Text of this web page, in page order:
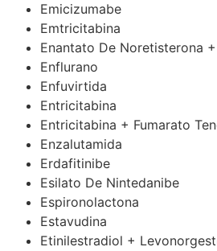
Emicizumabe
Emtricitabina
Enantato De Noretisterona
Enflurano
Enfuvirtida
Entricitabina
Entricitabina + Fumarato
Enzalutamida
Erdafitinibe
Esilato De Nintedanibe
Espironolactona
Estavudina
Etinilestradiol +